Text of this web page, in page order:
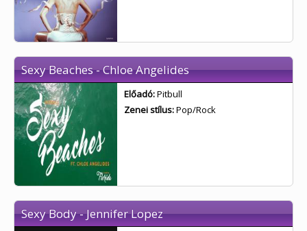
Sexy Beaches - Chloe Angelides
Előadó:Pitbull
Zenei stílus:Pop/Rock
Sexy Body - Jennifer Lopez